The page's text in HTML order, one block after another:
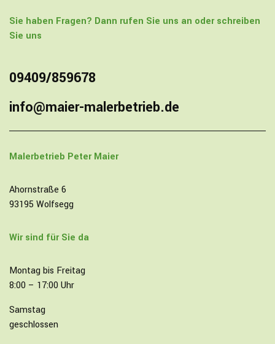
Sie haben Fragen? Dann rufen Sie uns an oder schreiben
Sie uns
09409/859678
info@maier-malerbetrieb.de
Malerbetrieb Peter Maier
Ahornstraße 6
93195 Wolfsegg
Wir sind für Sie da
Montag bis Freitag
8:00 – 17:00 Uhr
Samstag
geschlossen